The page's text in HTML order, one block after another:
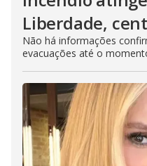
Liberdade,
Não há informações
evacuações até o